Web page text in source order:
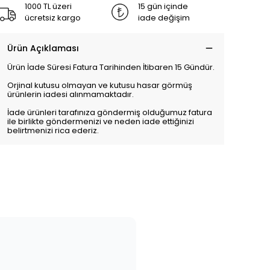
1000 TL üzeri
ücretsiz kargo
15 gün içinde
iade değişim
Ürün Açıklaması
Ürün İade Süresi Fatura Tarihinden İtibaren 15 Gündür.
Orjinal kutusu olmayan ve kutusu hasar görmüş
ürünlerin iadesi alınmamaktadır.
İade ürünleri tarafınıza göndermiş olduğumuz fatura
ile birlikte göndermenizi ve neden iade ettiğinizi
belirtmenizi rica ederiz.